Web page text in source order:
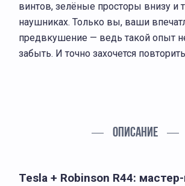
винтов, зелёные просторы внизу и
наушниках. Только вы, ваши
предвкушение — ведь такой опыт
забыть. И точно захочется
ОПИСАНИЕ
Tesla + Robinson R44: